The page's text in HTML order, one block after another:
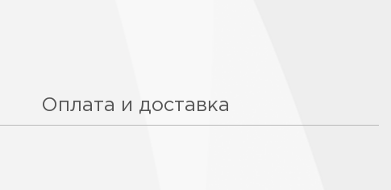
Оплата и доставка